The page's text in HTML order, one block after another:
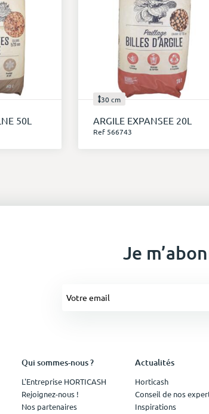
50L
30 cm
ARGILE EXPANSEE 20L
Ref 566743
Je
Qui sommes-nous ?
L'Entreprise HORTICASH
Rejoignez-nous !
Nos partenaires
Actualités
Horticash
Conseil de nos
Inspirations